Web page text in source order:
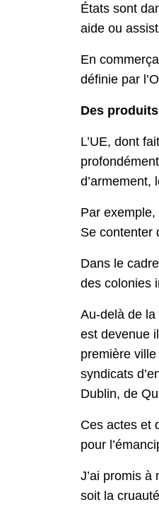
États sont
aide ou
En
définie par
Des
L’UE, dont
d’armement,
Par
Se contenter
Dans le
des colonies
Au-delà de
est devenue
première
syndicats
Dublin, de
Ces actes et
pour
J’ai promis
soit la